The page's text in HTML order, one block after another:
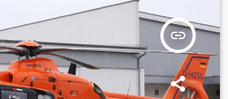
insert_link